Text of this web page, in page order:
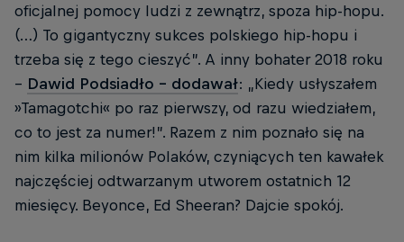
oficjalnej pomocy ludzi z zewnątrz, spoza hip-hopu.
(…) To gigantyczny sukces polskiego hip-hopu i
trzeba się z tego cieszyć”. A inny bohater 2018 roku
– Dawid Podsiadło – dodawał: „Kiedy usłyszałem
»Tamagotchi« po raz pierwszy, od razu wiedziałem,
co to jest za numer!”. Razem z nim poznało się na
nim kilka milionów Polaków, czyniących ten kawałek
najczęściej odtwarzanym utworem ostatnich 12
miesięcy. Beyonce, Ed Sheeran? Dajcie spokój.